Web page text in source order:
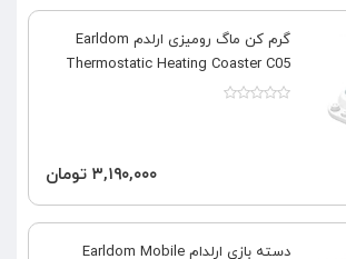
گرم کن ماگ رومیزی ارلدم Earldom
Thermostatic Heating Coaster C05
۳,۱۹۰,۰۰۰ تومان
دسته بازی ارلدام Earldom Mobile